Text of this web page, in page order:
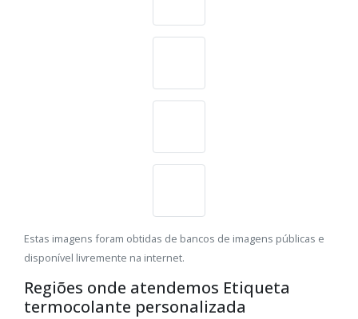
Estas imagens foram obtidas de bancos de imagens públicas e
disponível livremente na internet.
Regiões onde atendemos Etiqueta
termocolante personalizada